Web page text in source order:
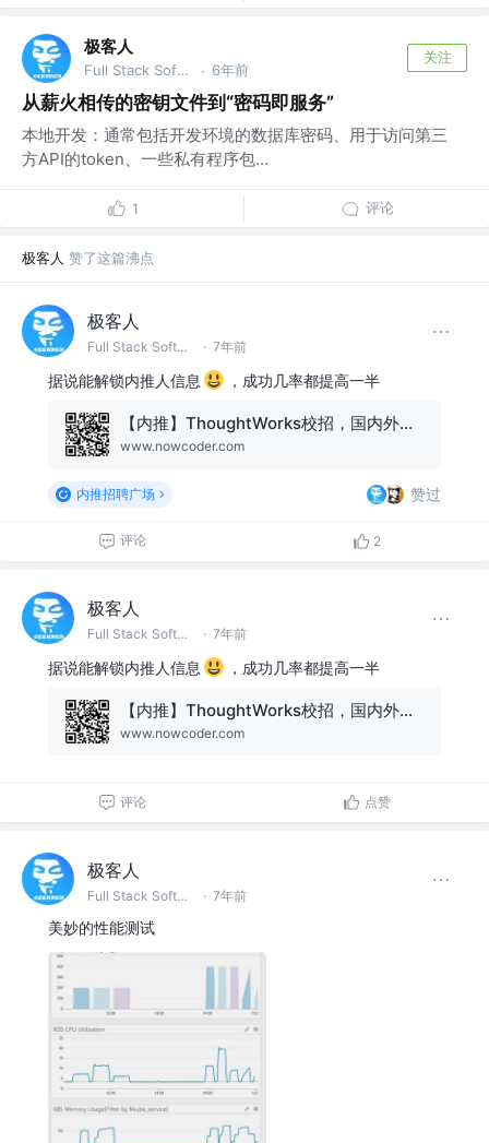
极客人
Full Stack Software Engineer & DevOps @字节跳动 · 6年前
关注
从薪火相传的密钥文件到“密码即服务”
本地开发：通常包括开发环境的数据库密码、用于访问第三
方API的token、一些私有程序包...
1 评论
极客人 赞了这篇沸点
极客人
Full Stack Software Engineer & DevOps @字节跳动 · 7年前
据说能解锁内推人信息 ，成功几率都提高一半
【内推】ThoughtWorks校招，国内外、非CS专业均可
www.nowcoder.com
内推招聘广场 赞过
评论 2
极客人
Full Stack Software Engineer & DevOps @字节跳动 · 7年前
据说能解锁内推人信息 ，成功几率都提高一半
【内推】ThoughtWorks校招，国内外、非CS专业均可
www.nowcoder.com
评论 点赞
极客人
Full Stack Software Engineer & DevOps @字节跳动 · 7年前
美妙的性能测试